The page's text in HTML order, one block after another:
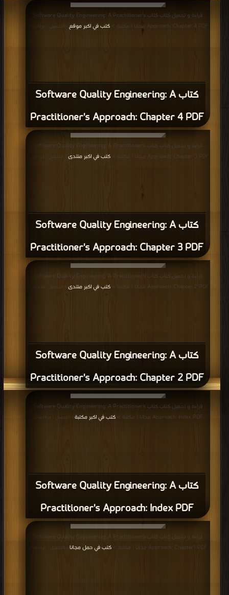
قراءة و تحميل كتاب كتاب برنامج لتحويل درجات الحراره باانواعها PDF مجانا | مكتبة >
كتب في مجانا| التحميل : مرة/مرات
كتاب Software Quality Engineering: A
Practitioner's Approach: Chapter 4 PDF
قراءة و تحميل كتاب كتاب Software Quality Engineering: A Practitioner's
Approach: Chapter 4 PDF مجانا | مكتبة >
كتب في اكبر موقع | التحميل : مرة/مرات
كتاب Software Quality Engineering: A
Practitioner's Approach: Chapter 3 PDF
قراءة و تحميل كتاب كتاب Software Quality Engineering: A Practitioner's
Approach: Chapter 3 PDF مجانا | مكتبة >
كتب في اكبر منتدى | التحميل : مرة/مرات
كتاب Software Quality Engineering: A
Practitioner's Approach: Chapter 2 PDF
قراءة و تحميل كتاب كتاب Software Quality Engineering: A Practitioner's
Approach: Chapter 2 PDF مجانا | مكتبة >
كتب في اكبر منتدى | التحميل : مرة/مرات
كتاب Software Quality Engineering: A
Practitioner's Approach: Index PDF
قراءة و تحميل كتاب كتاب Software Quality Engineering: A Practitioner's
Approach: Index PDF مجانا | مكتبة >
كتب في اكبر مكتبة | التحميل : مرة/مرات
قراءة و تحميل كتاب كتاب Software Quality Engineering: A Practitioner's
Approach: Chapter1 PDF مجانا | مكتبة >
كتب في حمل مجانا | التحميل : مرة/مرات